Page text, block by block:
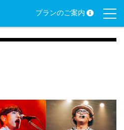
プランのご案内